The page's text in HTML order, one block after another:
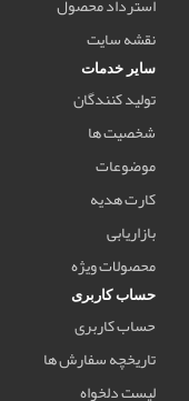
نقشه سایت
سایر خدمات
تولید کنندگان
شخصیت ها
موضوعات
کارت هدیه
بازاریابی
محصولات ویژه
حساب کاربری
حساب کاربری
تاریخچه سفارش ها
لیست دلخواه